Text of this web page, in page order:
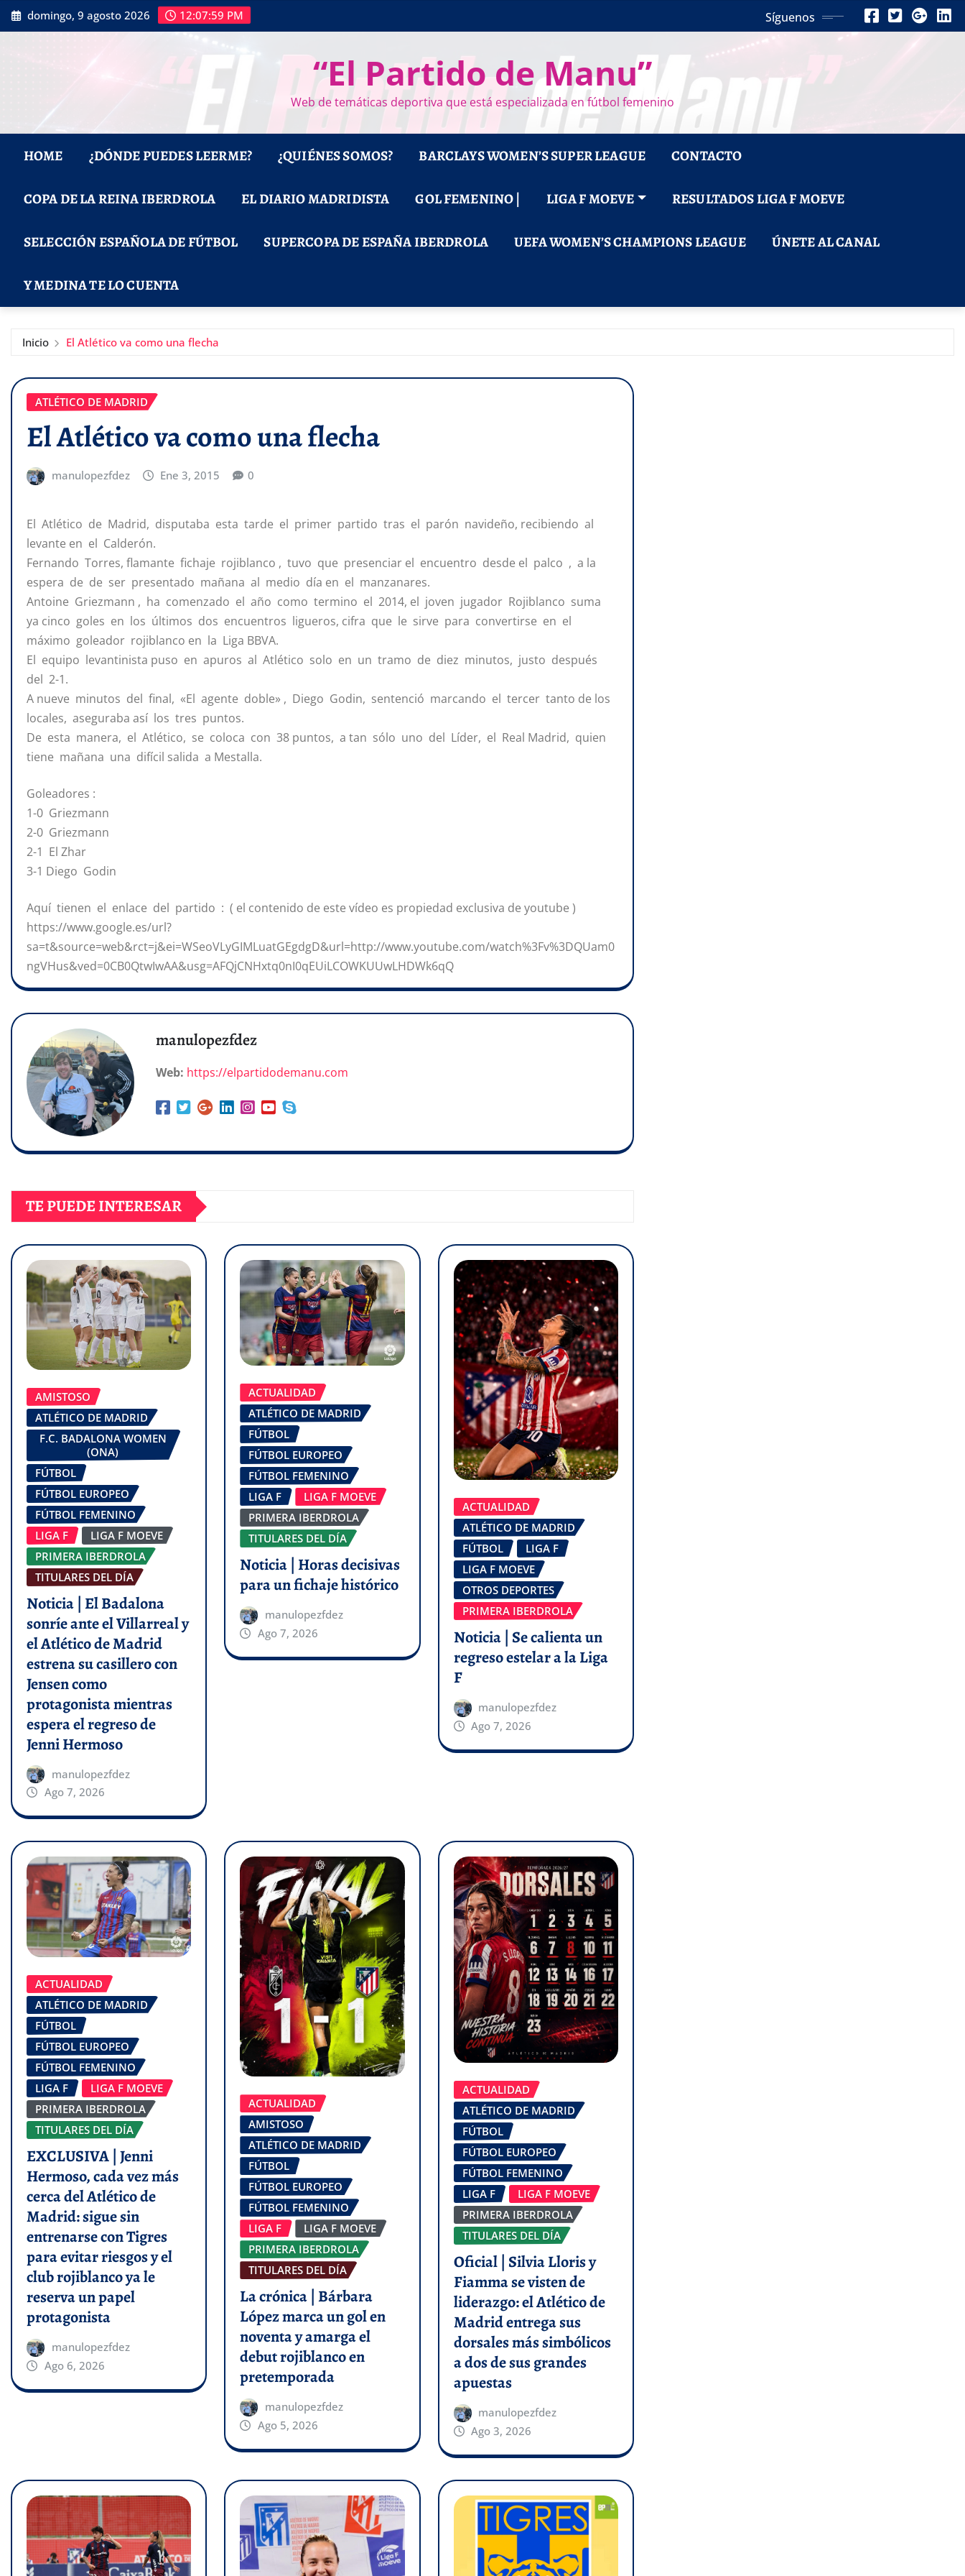
Saltar
al
domingo, 9 agosto 2026 12:08:00 PM Síguenos
“El Partido de Manu”
Web de temáticas deportiva que está especializada en fútbol femenino
HOME ¿DÓNDE PUEDES LEERME? ¿QUIÉNES SOMOS? BARCLAYS WOMEN’S SUPER LEAGUE CONTACTO
COPA DE LA REINA IBERDROLA EL DIARIO MADRIDISTA GOL FEMENINO | LIGA F MOEVE RESULTADOS LIGA F MOEVE
SELECCIÓN ESPAÑOLA DE FÚTBOL SUPERCOPA DE ESPAÑA IBERDROLA UEFA WOMEN’S CHAMPIONS LEAGUE ÚNETE AL CANAL
Y MEDINA TE LO CUENTA
Inicio El Atlético va como una flecha
ATLÉTICO DE MADRID
El Atlético va como una flecha
manulopezfdez Ene 3, 2015 0
El Atlético de Madrid, disputaba esta tarde el primer partido tras el parón navideño, recibiendo al
levante en el Calderón.
Fernando Torres, flamante fichaje rojiblanco , tuvo que presenciar el encuentro desde el palco , a la
espera de de ser presentado mañana al medio día en el manzanares.
Antoine Griezmann , ha comenzado el año como termino el 2014, el joven jugador Rojiblanco suma
ya cinco goles en los últimos dos encuentros ligueros, cifra que le sirve para convertirse en el
máximo goleador rojiblanco en la Liga BBVA.
El equipo levantinista puso en apuros al Atlético solo en un tramo de diez minutos, justo después
del 2-1.
A nueve minutos del final, «El agente doble» , Diego Godin, sentenció marcando el tercer tanto de los
locales, aseguraba así los tres puntos.
De esta manera, el Atlético, se coloca con 38 puntos, a tan sólo uno del Líder, el Real Madrid, quien
tiene mañana una difícil salida a Mestalla.
Goleadores :
1-0 Griezmann
2-0 Griezmann
2-1 El Zhar
3-1 Diego Godin
Aquí tienen el enlace del partido : ( el contenido de este vídeo es propiedad exclusiva de youtube )
https://www.google.es/url?
sa=t&source=web&rct=j&ei=WSeoVLyGIMLuatGEgdgD&url=http://www.youtube.com/watch%3Fv%3DQUam0
ngVHus&ved=0CB0QtwIwAA&usg=AFQjCNHxtq0nI0qEUiLCOWKUUwLHDWk6qQ
manulopezfdez
Web: https://elpartidodemanu.com
TE PUEDE INTERESAR
AMISTOSO
ATLÉTICO DE MADRID
F.C. BADALONA WOMEN
(ONA)
FÚTBOL
FÚTBOL EUROPEO
FÚTBOL FEMENINO
LIGA F
LIGA F MOEVE
PRIMERA IBERDROLA
TITULARES DEL DÍA
Noticia | El Badalona
sonríe ante el Villarreal y
el Atlético de Madrid
estrena su casillero con
Jensen como
protagonista mientras
espera el regreso de
Jenni Hermoso
manulopezfdez
Ago 7, 2026
ACTUALIDAD
ATLÉTICO DE MADRID
FÚTBOL
FÚTBOL EUROPEO
FÚTBOL FEMENINO
LIGA F
LIGA F MOEVE
PRIMERA IBERDROLA
TITULARES DEL DÍA
Noticia | Horas decisivas
para un fichaje histórico
manulopezfdez
Ago 7, 2026
ACTUALIDAD
ATLÉTICO DE MADRID
FÚTBOL
LIGA F
LIGA F MOEVE
OTROS DEPORTES
PRIMERA IBERDROLA
Noticia | Se calienta un
regreso estelar a la Liga
F
manulopezfdez
Ago 7, 2026
ACTUALIDAD
ATLÉTICO DE MADRID
FÚTBOL
FÚTBOL EUROPEO
FÚTBOL FEMENINO
LIGA F
LIGA F MOEVE
PRIMERA IBERDROLA
TITULARES DEL DÍA
EXCLUSIVA | Jenni
Hermoso, cada vez más
cerca del Atlético de
Madrid: sigue sin
entrenarse con Tigres
para evitar riesgos y el
club rojiblanco ya le
reserva un papel
protagonista
manulopezfdez
Ago 6, 2026
ACTUALIDAD
AMISTOSO
ATLÉTICO DE MADRID
FÚTBOL
FÚTBOL EUROPEO
FÚTBOL FEMENINO
LIGA F
LIGA F MOEVE
PRIMERA IBERDROLA
TITULARES DEL DÍA
La crónica | Bárbara
López marca un gol en
noventa y amarga el
debut rojiblanco en
pretemporada
manulopezfdez
Ago 5, 2026
ACTUALIDAD
ATLÉTICO DE MADRID
FÚTBOL
FÚTBOL EUROPEO
FÚTBOL FEMENINO
LIGA F
LIGA F MOEVE
PRIMERA IBERDROLA
TITULARES DEL DÍA
Oficial | Silvia Lloris y
Fiamma se visten de
liderazgo: el Atlético de
Madrid entrega sus
dorsales más simbólicos
a dos de sus grandes
apuestas
manulopezfdez
Ago 3, 2026